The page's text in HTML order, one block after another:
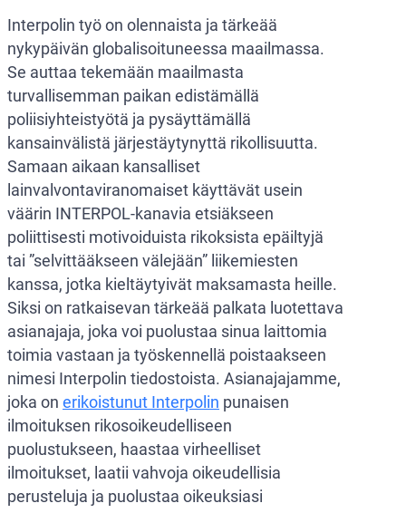
Interpolin työ on olennaista ja tärkeää
nykypäivän globalisoituneessa maailmassa.
Se auttaa tekemään maailmasta
turvallisemman paikan edistämällä
poliisiyhteistyötä ja pysäyttämällä
kansainvälistä järjestäytynyttä rikollisuutta.
Samaan aikaan kansalliset
lainvalvontaviranomaiset käyttävät usein
väärin INTERPOL-kanavia etsiäkseen
poliittisesti motivoiduista rikoksista epäiltyjä
tai ”selvittääkseen välejään” liikemiesten
kanssa, jotka kieltäytyivät maksamasta heille.
Siksi on ratkaisevan tärkeää palkata luotettava
asianajaja, joka voi puolustaa sinua laittomia
toimia vastaan ja työskennellä poistaakseen
nimesi Interpolin tiedostoista. Asianajajamme,
joka on erikoistunut Interpolin punaisen
ilmoituksen rikosoikeudelliseen
puolustukseen, haastaa virheelliset
ilmoitukset, laatii vahvoja oikeudellisia
perusteluja ja puolustaa oikeuksiasi